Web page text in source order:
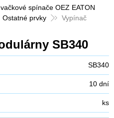
spínače OEZ EATON
Ostatné prvky
Vypínač
SB340
SB340
10 dní
ks